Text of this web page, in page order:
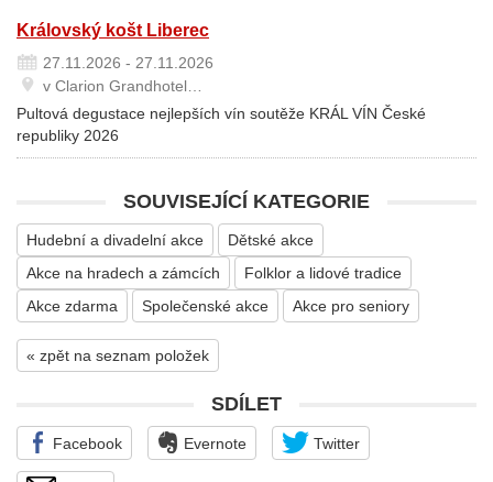
Královský košt Liberec
27.11.2026 - 27.11.2026
v Clarion Grandhotel…
Pultová degustace nejlepších vín soutěže KRÁL VÍN České
republiky 2026
SOUVISEJÍCÍ KATEGORIE
Hudební a divadelní akce
Dětské akce
Akce na hradech a zámcích
Folklor a lidové tradice
Akce zdarma
Společenské akce Akce pro seniory
« zpět na seznam položek
SDÍLET
Facebook Evernote Twitter